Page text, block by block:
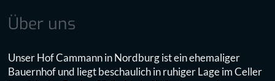
Über uns
Unser Hof Cammann in Nordburg ist ein ehemaliger
Bauernhof und liegt beschaulich in ruhiger Lage im Celler